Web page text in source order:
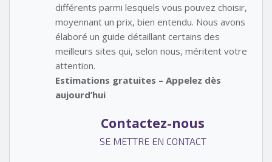
différents parmi lesquels vous pouvez choisir,
moyennant un prix, bien entendu. Nous avons
élaboré un guide détaillant certains des
meilleurs sites qui, selon nous, méritent votre
attention.
Estimations gratuites – Appelez dès
aujourd’hui
Contactez-nous
SE METTRE EN CONTACT